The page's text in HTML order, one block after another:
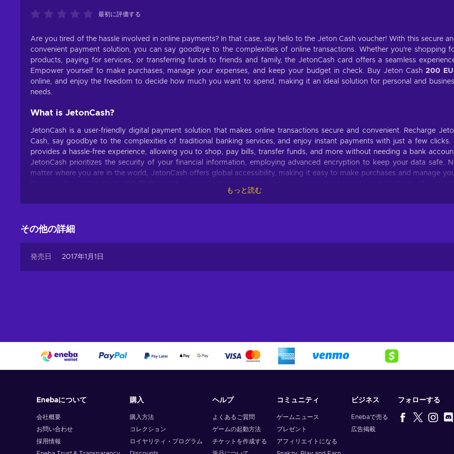
最初に評価する
Are you tired of the hassle involved in online payments? In that case, say hello to the Jeton Cash voucher! With this secure
convenient payment solution, you can say goodbye to the complexities of online transactions. Whether you're shopping
products, paying for services, or transferring funds to friends and family, the JetonCash card offers a seamless
Empower yourself to make purchases, manage your expenses, and keep your budget in check. Buy Jeton Cash200
online, and enjoy the freedom to decide how much you want to spend, making it an ideal solution for personal and
needs.
What is JetonCash?
JetonCash is a user-friendly digital payment solution that makes online transactions secure and convenient. Recharge
Cash, say goodbye to the complexities of traditional banking services, and enjoy instant payments with just a few clicks.
provides a hassle-free experience, allowing you to shop, pay bills, transfer funds, and more without needing a bank
JetonCash prioritizes the security of your financial information, employing advanced encryption to keep your data safe.
matter where you are in the world, JetonCash offers global accessibility, making it easy to make purchases and manage
The Jeton Cash voucher can be used for various purposes, making it a versatile payment method for online transactions. Here
are some common uses:
their day brighter and their financial needs met with the convenience of JetonCash;
Cheap Jeton Cash 200 EURvoucher price.
You can use JetonCash as a regular prepaid card on sites that accept Jeton as a payment method. To use and redeem your
Visit the website that accepts Jeton Cash vouchers;
Choose JetonCash as your preferred payment method during checkout;
もっと読む
その他の詳細
発売日 2017年1月1日
Enebaについて
会社概要
お問い合わせ
採用情報
購入
購入方法
コレクション
ロイヤリティ・プログラム
ヘルプ
よくあるご質問
ゲームの起動方法
チケットを作成する
コミュニティ
ゲームニュース
プレゼント
アフィリエイトになる
ビジネス
Enebaで売る
広告掲載
フォローする